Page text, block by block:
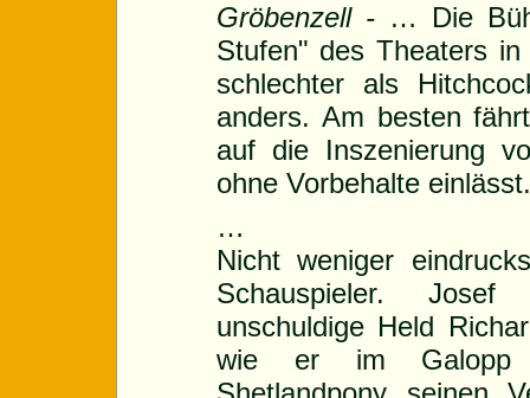
Gröbenzell - … Die
Stufen" des Theaters
schlechter als
anders. Am besten
auf die Inszenierung
ohne Vorbehalte einlässt.
…
Nicht weniger
Schauspieler.
unschuldige Held
wie er im Galopp